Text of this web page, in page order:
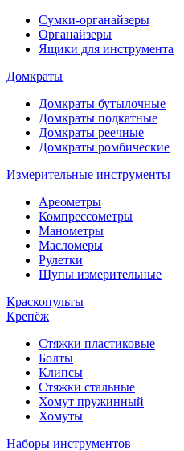
Сумки-органайзеры
Органайзеры
Ящики для инструмента
Домкраты
Домкраты бутылочные
Домкраты подкатные
Домкраты реечные
Домкраты ромбические
Измерительные инструменты
Ареометры
Компрессометры
Манометры
Масломеры
Рулетки
Щупы измерительные
Краскопульты
Крепёж
Стяжки пластиковые
Болты
Клипсы
Стяжки стальные
Хомут пружинный
Хомуты
Наборы инструментов